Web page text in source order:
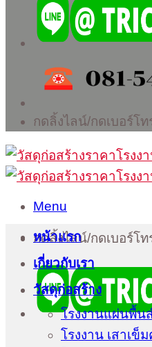
กดลิ้งไลน์/กดเบอร์โ
Menu
กดลิ้งไลน์/กดเบอร์โ
หน้าแรก
เกี่ยวกับเรา
วัสดุก่อสร้าง
โรงงานแผ่นพื้น
โรงงาน เสาเข็